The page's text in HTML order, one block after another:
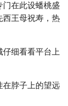
在此设蟠桃盛
西王母祝寿，热
仔细看看平台上
在脖子上的望远